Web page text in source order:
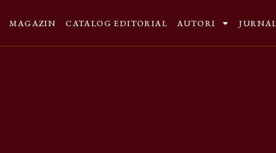
MAGAZIN CATALOG EDITORIAL AUTORI